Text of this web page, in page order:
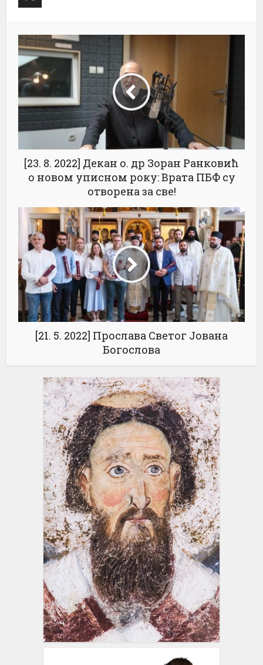
[23. 8. 2022] Декан о. др Зоран Ранковић
о новом уписном року: Врата ПБФ су
отворена за све!
[21. 5. 2022] Прослава Светог Јована
Богослова